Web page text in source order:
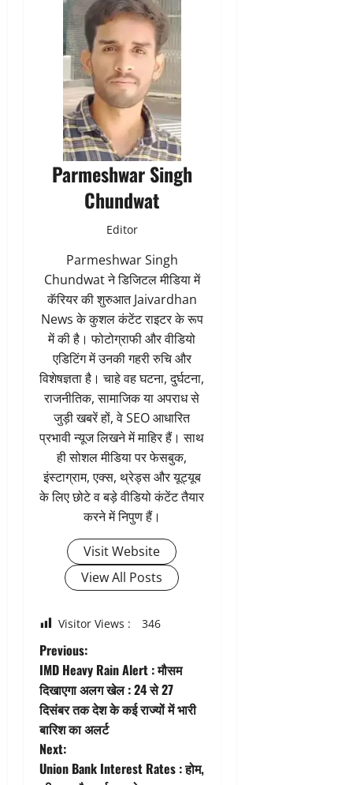
Parmeshwar Singh
Chundwat
Editor
Parmeshwar Singh
Chundwat ने डिजिटल मीडिया में
कॅरियर की शुरुआत Jaivardhan
News के कुशल कंटेंट राइटर के रूप
में की है। फोटोग्राफी और वीडियो
एडिटिंग में उनकी गहरी रुचि और
विशेषज्ञता है। चाहे वह घटना, दुर्घटना,
राजनीतिक, सामाजिक या अपराध से
जुड़ी खबरें हों, वे SEO आधारित
प्रभावी न्यूज लिखने में माहिर हैं। साथ
ही सोशल मीडिया पर फेसबुक,
इंस्टाग्राम, एक्स, थ्रेड्स और यूट्यूब
के लिए छोटे व बड़े वीडियो कंटेंट तैयार
करने में निपुण हैं।
Visit Website
View All Posts
Visitor Views : 346
P
o
s
t
Previous:
IMD Heavy Rain Alert : मौसम
दिखाएगा अलग खेल : 24 से 27
दिसंबर तक देश के कई राज्यों में भारी
बारिश का अलर्ट
Next:
Union Bank Interest Rates : होम,